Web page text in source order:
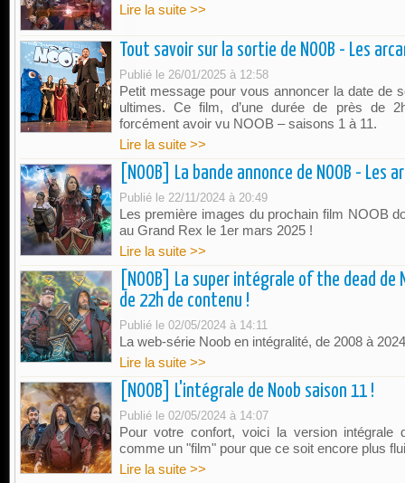
Lire la suite >>
Tout savoir sur la sortie de NOOB - Les
Publié le 26/01/2025 à 12:58
Petit message pour vous annoncer la date de
ultimes. Ce film, d’une durée de près de
forcément avoir vu NOOB – saisons 1 à 11.
Lire la suite >>
[NOOB] La bande annonce de NOOB - Les
Publié le 22/11/2024 à 20:49
Les première images du prochain film NOOB
au Grand Rex le 1er mars 2025 !
Lire la suite >>
[NOOB] La super intégrale of the dead de
de 22h de contenu !
Publié le 02/05/2024 à 14:11
La web-série Noob en intégralité, de 2008 à
Lire la suite >>
[NOOB] L'intégrale de Noob saison 11 !
Publié le 02/05/2024 à 14:07
Pour votre confort, voici la version intégrale
comme un "film" pour que ce soit encore plus
Lire la suite >>